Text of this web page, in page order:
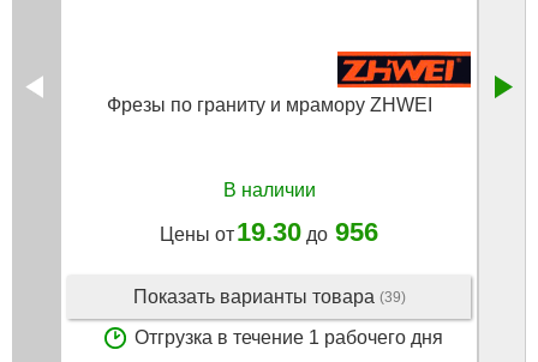
Фрезы по граниту и мрамору ZHWEI
В наличии
Цены от19.30 до 956
Показать варианты товара (39)
Отгрузка в течение 1 рабочего дня